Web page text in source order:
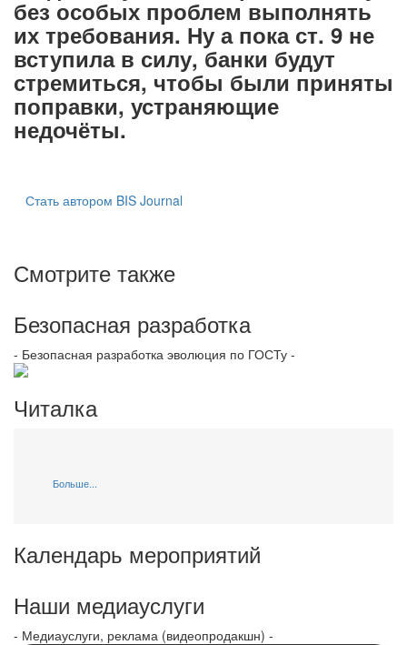
без особых проблем выполнять
их требования. Ну а пока ст. 9 не
вступила в силу, банки будут
стремиться, чтобы были приняты
поправки, устраняющие
недочёты.
Стать автором BIS Journal
Смотрите также
Безопасная разработка
- Безопасная разработка эволюция по ГОСТу -
Читалка
Больше...
Календарь мероприятий
Наши медиауслуги
- Медиауслуги, реклама (видеопродакшн) -